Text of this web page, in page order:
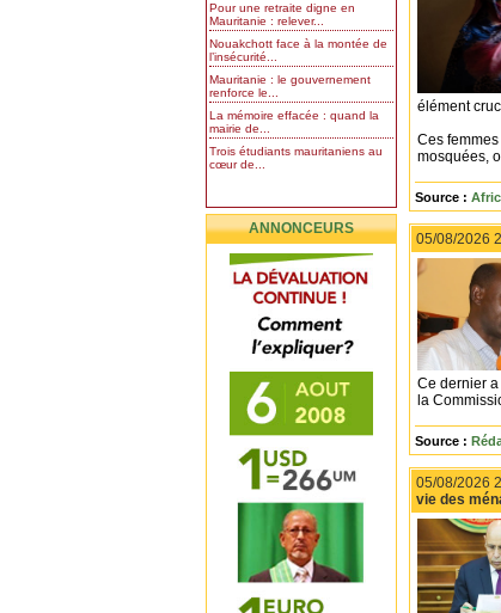
Pour une retraite digne en
Mauritanie : relever...
Nouakchott face à la montée de
l’insécurité...
Mauritanie : le gouvernement
renforce le...
La mémoire effacée : quand la
mairie de...
Trois étudiants mauritaniens au
cœur de...
ANNONCEURS
élément
Ces
mosquées,
Source :
05/08/2026
Ce dernier
la
Source :
05/08/2026
vie des